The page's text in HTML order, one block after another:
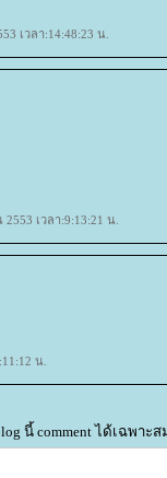
เวลา:14:48:23 น.
เวลา:9:13:21 น.
น.
นี้ comment ได้เฉพาะ